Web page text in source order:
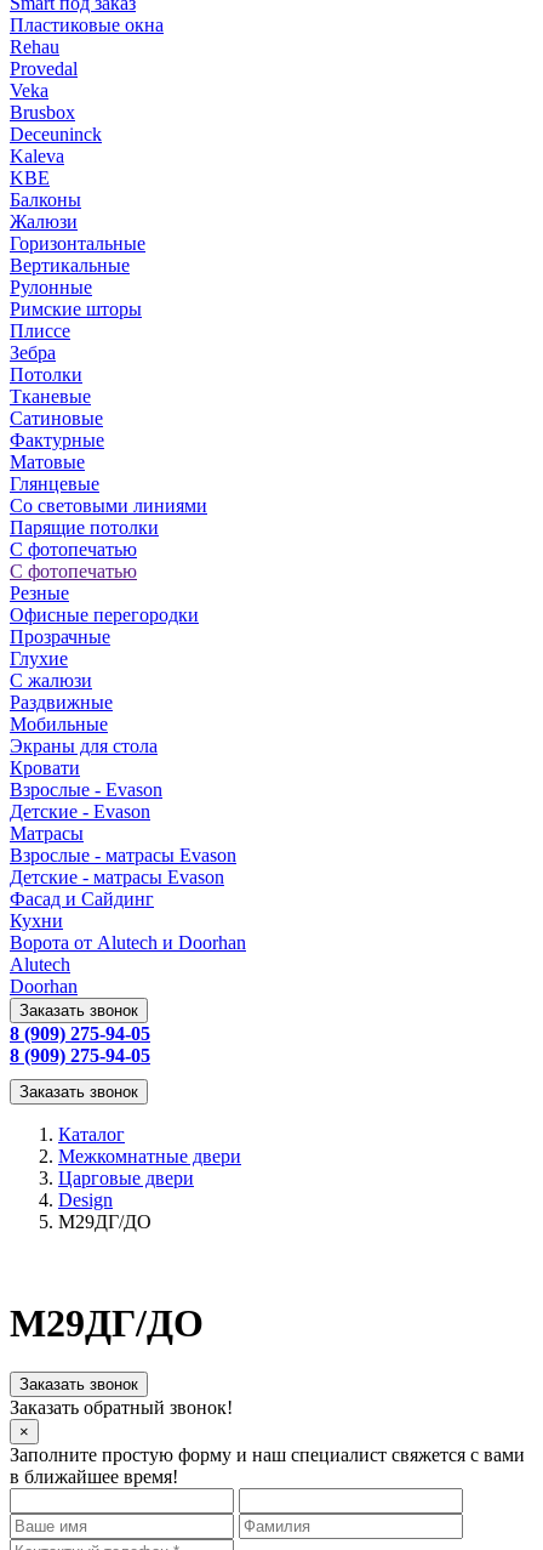
Пластиковые окна
Rehau
Provedal
Veka
Brusbox
Deceuninck
Kaleva
KBE
Балконы
Жалюзи
Горизонтальные
Вертикальные
Рулонные
Римские шторы
Плиссе
Зебра
Потолки
Тканевые
Сатиновые
Фактурные
Матовые
Глянцевые
Со световыми линиями
Парящие потолки
С фотопечатью
С фотопечатью
Резные
Офисные перегородки
Прозрачные
Глухие
С жалюзи
Раздвижные
Мобильные
Экраны для стола
Кровати
Взрослые - Evason
Детские - Evason
Матрасы
Взрослые - матрасы Evason
Детские - матрасы Evason
Фасад и Сайдинг
Кухни
Ворота от Alutech и Doorhan
Alutech
Doorhan
Заказать звонок
8 (909) 275-94-05
8 (909) 275-94-05
Заказать звонок
Каталог
Межкомнатные двери
Царговые двери
Design
М29ДГ/ДО
М29ДГ/ДО
Заказать звонок
Заказать обратный звонок!
×
Заполните простую форму и наш специалист свяжется с вами
в ближайшее время!